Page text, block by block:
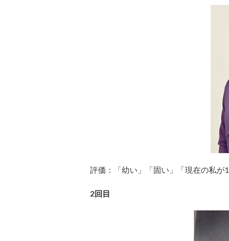
評価：「幼い」「固い」「現在の私が
2回目